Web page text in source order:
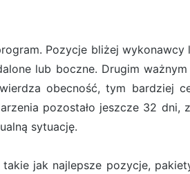
Pozycje bliżej wykonawcy
lub boczne. Drugim ważnym
obecność, tym bardziej
pozostało jeszcze 32 dni,
sytuację.
jak najlepsze pozycje,